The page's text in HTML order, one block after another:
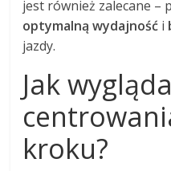
jest również zalecane –
optymalną wydajność i
jazdy.
Jak
kroku?